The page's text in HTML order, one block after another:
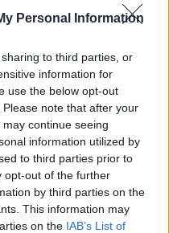
Personal Information
to third parties, or
information for
use the below opt-out
note that after your
continue seeing
information utilized by
to third parties prior to
opt-out of the further
by third parties on the
This information may
on the IAB’s List of
az amerikai
pörgetik fel a
nyomán.